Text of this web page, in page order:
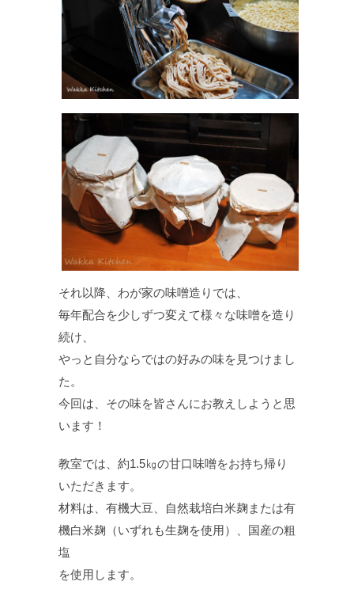
それ以降、わが家の味噌造りでは、
毎年配合を少しずつ変えて様々な味噌を造り
続け、
やっと自分ならではの好みの味を見つけまし
た。
今回は、その味を皆さんにお教えしようと思
います！
教室では、約1.5㎏の甘口味噌をお持ち帰り
いただきます。
材料は、有機大豆、自然栽培白米麹または有
機白米麹（いずれも生麹を使用）、国産の粗
塩
を使用します。